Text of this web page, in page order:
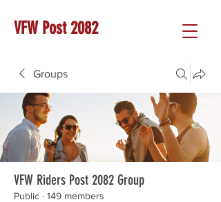
VFW Post 2082
Groups
VFW Riders Post 2082 Group
Public · 149 members